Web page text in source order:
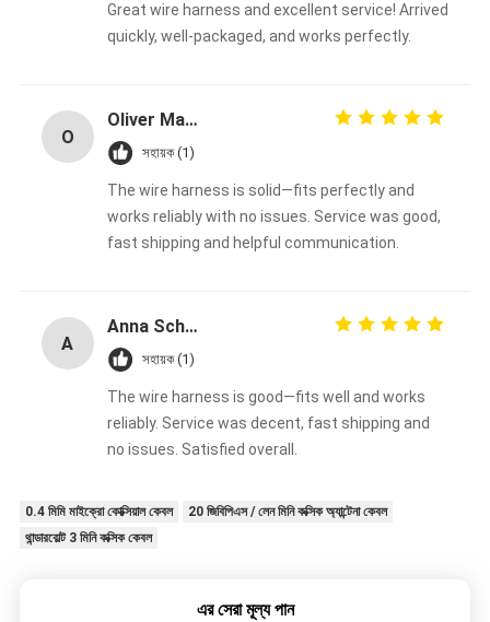
Great wire harness and excellent service! Arrived
quickly, well-packaged, and works perfectly.
O
Oliver Martinez
সহায়ক (1)
The wire harness is solid—fits perfectly and
works reliably with no issues. Service was good,
fast shipping and helpful communication.
A
Anna Schmidt
সহায়ক (1)
The wire harness is good—fits well and works
reliably. Service was decent, fast shipping and
no issues. Satisfied overall.
0.4 মিমি মাইক্রো কোক্সিয়াল কেবল
20 জিবিপিএস / লেন মিনি কক্সিক অ্যান্টেনা কেবল
থান্ডারবোল্ট 3 মিনি কক্সিক কেবল
এর সেরা মূল্য পান